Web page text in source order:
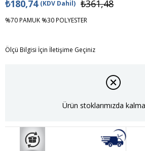
₺361,48
₺180,74 (KDV Dahil)
%70 PAMUK %30 POLYESTER
Ölçü Bilgisi İçin İletişime Geçiniz
Ürün stoklarımızda